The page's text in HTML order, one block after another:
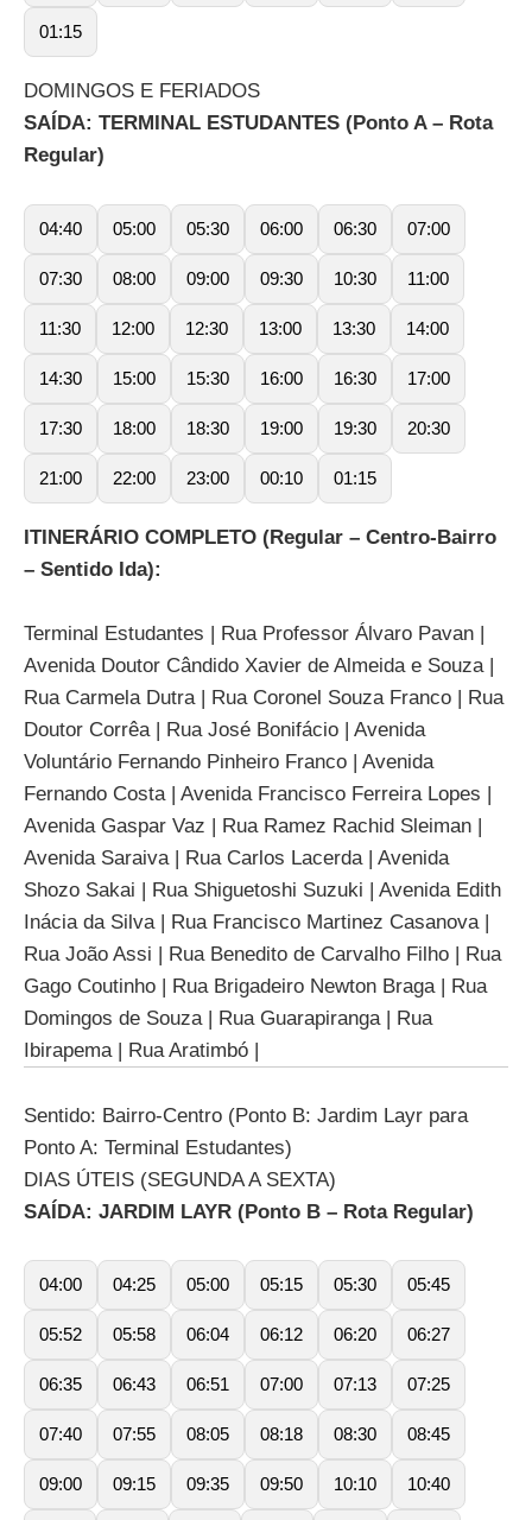
01:15
DOMINGOS E FERIADOS
SAÍDA: TERMINAL ESTUDANTES (Ponto A – Rota
Regular)
04:40 05:00 05:30 06:00 06:30 07:00
07:30 08:00 09:00 09:30 10:30 11:00
11:30 12:00 12:30 13:00 13:30 14:00
14:30 15:00 15:30 16:00 16:30 17:00
17:30 18:00 18:30 19:00 19:30 20:30
21:00 22:00 23:00 00:10 01:15
ITINERÁRIO COMPLETO (Regular – Centro-Bairro
– Sentido Ida):
Terminal Estudantes | Rua Professor Álvaro Pavan |
Avenida Doutor Cândido Xavier de Almeida e Souza |
Rua Carmela Dutra | Rua Coronel Souza Franco | Rua
Doutor Corrêa | Rua José Bonifácio | Avenida
Voluntário Fernando Pinheiro Franco | Avenida
Fernando Costa | Avenida Francisco Ferreira Lopes |
Avenida Gaspar Vaz | Rua Ramez Rachid Sleiman |
Avenida Saraiva | Rua Carlos Lacerda | Avenida
Shozo Sakai | Rua Shiguetoshi Suzuki | Avenida Edith
Inácia da Silva | Rua Francisco Martinez Casanova |
Rua João Assi | Rua Benedito de Carvalho Filho | Rua
Gago Coutinho | Rua Brigadeiro Newton Braga | Rua
Domingos de Souza | Rua Guarapiranga | Rua
Ibirapema | Rua Aratimbó |
Sentido: Bairro-Centro (Ponto B: Jardim Layr para
Ponto A: Terminal Estudantes)
DIAS ÚTEIS (SEGUNDA A SEXTA)
SAÍDA: JARDIM LAYR (Ponto B – Rota Regular)
04:00 04:25 05:00 05:15 05:30 05:45
05:52 05:58 06:04 06:12 06:20 06:27
06:35 06:43 06:51 07:00 07:13 07:25
07:40 07:55 08:05 08:18 08:30 08:45
09:00 09:15 09:35 09:50 10:10 10:40